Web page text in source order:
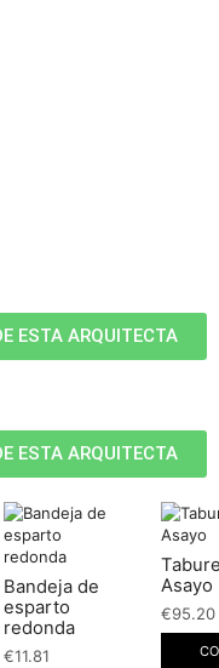
ESTA ARQUITECTA
ESTA ARQUITECTA
Bandeja de
esparto
redonda
€11.81
Asayo
€95.20